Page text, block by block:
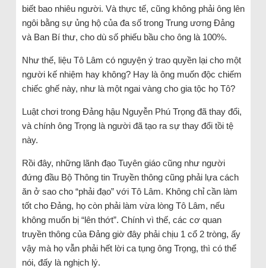
biết bao nhiêu người. Và thực tế, cũng không phải ông lên
ngôi bằng sự ủng hộ của đa số trong Trung ương Đảng
và Ban Bí thư, cho dù số phiếu bầu cho ông là 100%.
Như thế, liệu Tô Lâm có nguyện ý trao quyền lại cho một
người kế nhiệm hay không? Hay là ông muốn độc chiếm
chiếc ghế này, như là một ngai vàng cho gia tộc họ Tô?
Luật chơi trong Đảng hậu Nguyễn Phú Trọng đã thay đổi,
và chính ông Trọng là người đã tạo ra sự thay đổi tồi tệ
này.
Rồi đây, những lãnh đạo Tuyên giáo cũng như người
đứng đầu Bộ Thông tin Truyền thông cũng phải lựa cách
ăn ở sao cho “phải đạo” với Tô Lâm. Không chỉ cần làm
tốt cho Đảng, họ còn phải làm vừa lòng Tô Lâm, nếu
không muốn bị “lên thớt”. Chính vì thế, các cơ quan
truyền thông của Đảng giờ đây phải chịu 1 cổ 2 tròng, ấy
vậy mà họ vẫn phải hết lời ca tụng ông Trọng, thì có thể
nói, đấy là nghịch lý.